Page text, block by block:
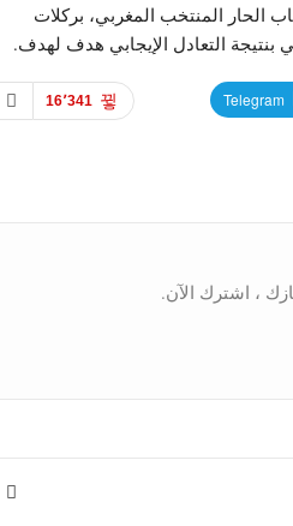
على حساب الحار المنتخب المغربي، بركلات
بنتيجة التعادل الإيجابي هدف لهدف.
16٬341 Telegram
، اشترك الآن.